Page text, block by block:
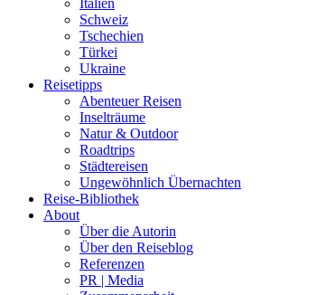
Italien
Schweiz
Tschechien
Türkei
Ukraine
Reisetipps
Abenteuer Reisen
Inselträume
Natur & Outdoor
Roadtrips
Städtereisen
Ungewöhnlich Übernachten
Reise-Bibliothek
About
Über die Autorin
Über den Reiseblog
Referenzen
PR | Media